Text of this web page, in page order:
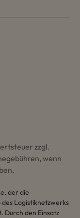
zzgl.
wenn
der die
Logistiknetzwerks
Durch den Einsatz